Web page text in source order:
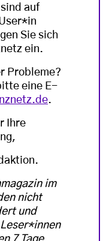
sind auf
Sie sich
ein.
Probleme?
eine E-
.
Ihre
im
nicht
und